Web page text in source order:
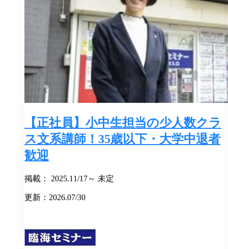
【正社員】小中生担当の少人数クラ
ス文系講師！35歳以下・大学中退者
歓迎
掲載： 2025.11/17～ 未定
更新：2026.07/30